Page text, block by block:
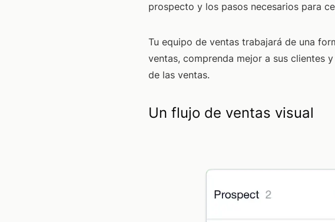
prospecto y los pasos necesarios para
Tu equipo de ventas trabajará de una
ventas, comprenda mejor a sus clientes
de las ventas.
Un flujo de ventas visual